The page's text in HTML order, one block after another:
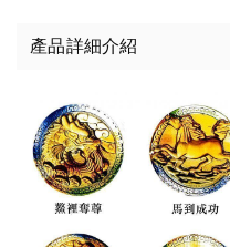
產品詳細介紹